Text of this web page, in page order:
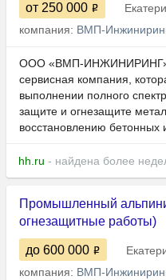
от 250 000
компания: ВМП-
ООО «ВМП-ИНЖИНИРИНГ»
сервисная компания,
выполнении полного
защите и огнезащите
восстановлению бетонных
hh.ru - найдена более
Промышленный
огнезащитные работы)
до 600 000
компания: ВМП-